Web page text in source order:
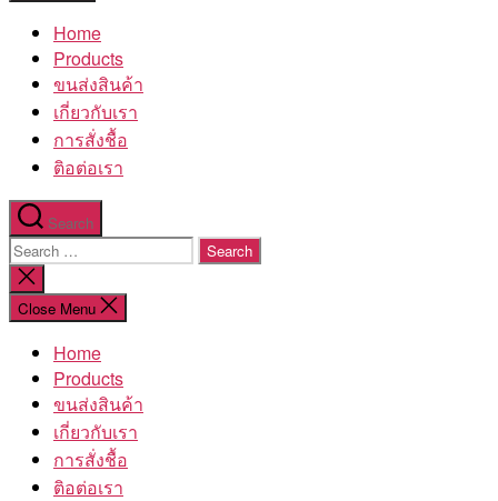
โรงงานHome
Products
ขนส่งสินค้า
เกี่ยวกับเรา
การสั่งชื้อ
ติอต่อเรา
Search
Search
for:
Close
search
Close Menu
Home
Products
ขนส่งสินค้า
เกี่ยวกับเรา
การสั่งชื้อ
ติอต่อเรา